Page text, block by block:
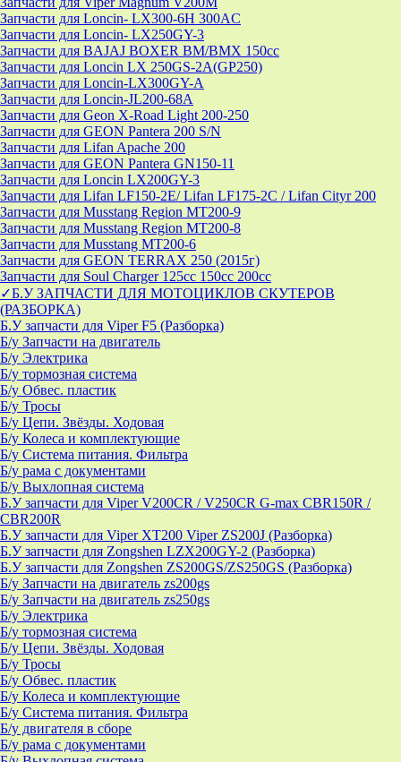
Запчасти для Loncin- LX300-6H 300AC
Запчасти для Loncin- LX250GY-3
Запчасти для BAJAJ BOXER BM/ВМX 150cc
Запчасти для Loncin LX 250GS-2A(GP250)
Запчасти для Loncin-LX300GY-A
Запчасти для Loncin-JL200-68A
Запчасти для Geon X-Road Light 200-250
Запчасти для GEON Pantera 200 S/N
Запчасти для Lifan Apache 200
Запчасти для GEON Pantera GN150-11
Запчасти для Loncin LX200GY-3
Запчасти для Lifan LF150-2E/ Lifan LF175-2C / Lifan Cityr 200
Запчасти для Musstang Region MT200-9
Запчасти для Musstang Region MT200-8
Запчасти для Musstang MT200-6
Запчасти для GEON TERRAX 250 (2015г)
Запчасти для Soul Charger 125сс 150cc 200сс
✓Б.У ЗАПЧАСТИ ДЛЯ МОТОЦИКЛОВ СКУТЕРОВ
(РАЗБОРКА)
Б.У запчасти для Viper F5 (Разборка)
Б/у Запчасти на двигатель
Б/у Электрика
Б/у тормозная система
Б/у Обвес. пластик
Б/у Тросы
Б/у Цепи. Звёзды. Ходовая
Б/у Колеса и комплектующие
Б/у Система питания. Фильтра
Б/у рама с документами
Б/у Выхлопная система
Б.У запчасти для Viper V200CR / V250CR G-max CBR150R /
CBR200R
Б.У запчасти для Viper XT200 Viper ZS200J (Разборка)
Б.У запчасти для Zongshen LZX200GY-2 (Разборка)
Б.У запчасти для Zongshen ZS200GS/ZS250GS (Разборка)
Б/у Запчасти на двигатель zs200gs
Б/у Запчасти на двигатель zs250gs
Б/у Электрика
Б/у тормозная система
Б/у Цепи. Звёзды. Ходовая
Б/у Тросы
Б/у Обвес. пластик
Б/у Колеса и комплектующие
Б/у Система питания. Фильтра
Б/у двигателя в сборе
Б/у рама с документами